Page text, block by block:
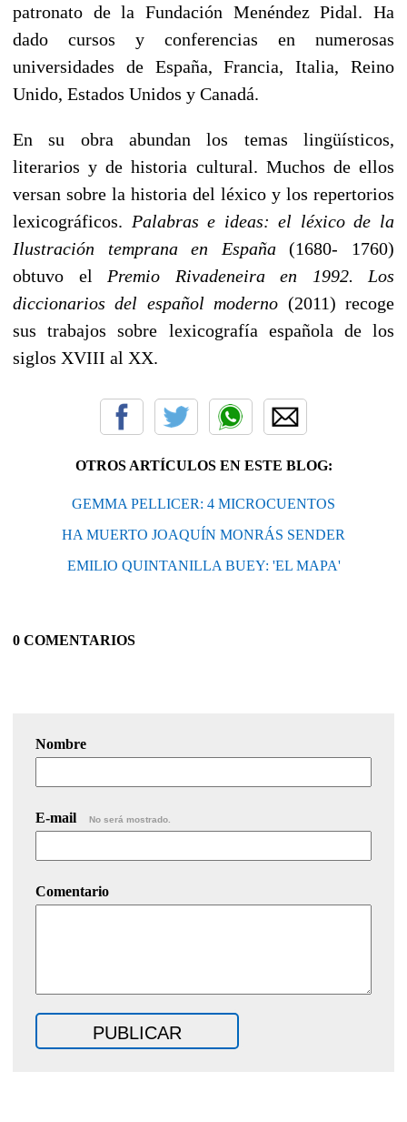
patronato de la Fundación Menéndez Pidal. Ha
dado cursos y conferencias en numerosas
universidades de España, Francia, Italia, Reino
Unido, Estados Unidos y Canadá.
En su obra abundan los temas lingüísticos,
literarios y de historia cultural. Muchos de ellos
versan sobre la historia del léxico y los repertorios
lexicográficos. Palabras e ideas: el léxico de la
Ilustración temprana en España(1680- 1760)
obtuvo el Premio Rivadeneira en 1992. Los
diccionarios del español moderno (2011) recoge
sus trabajos sobre lexicografía española de los
siglos XVIII al XX.
OTROS ARTÍCULOS EN ESTE BLOG:
GEMMA PELLICER: 4 MICROCUENTOS
HA MUERTO JOAQUÍN MONRÁS SENDER
EMILIO QUINTANILLA BUEY: 'EL MAPA'
0 COMENTARIOS
Nombre
E-mail No será mostrado.
Comentario